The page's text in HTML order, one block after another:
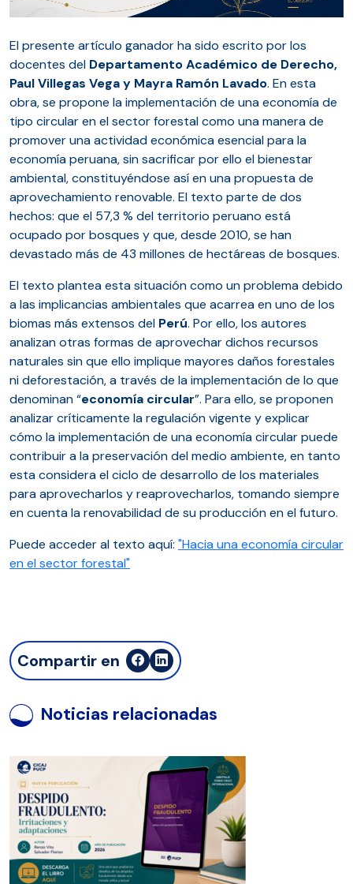
El presente artículo ganador ha sido escrito por los
docentes del Departamento Académico de Derecho,
Paul Villegas Vega y Mayra Ramón Lavado. En esta
obra, se propone la implementación de una economía de
tipo circular en el sector forestal como una manera de
promover una actividad económica esencial para la
economía peruana, sin sacrificar por ello el bienestar
ambiental, constituyéndose así en una propuesta de
aprovechamiento renovable. El texto parte de dos
hechos: que el 57,3 % del territorio peruano está
ocupado por bosques y que, desde 2010, se han
devastado más de 43 millones de hectáreas de bosques.
El texto plantea esta situación como un problema debido
a las implicancias ambientales que acarrea en uno de los
biomas más extensos del Perú. Por ello, los autores
analizan otras formas de aprovechar dichos recursos
naturales sin que ello implique mayores daños forestales
ni deforestación, a través de la implementación de lo que
denominan “economía circular”. Para ello, se proponen
analizar críticamente la regulación vigente y explicar
cómo la implementación de una economía circular puede
contribuir a la preservación del medio ambiente, en tanto
esta considera el ciclo de desarrollo de los materiales
para aprovecharlos y reaprovecharlos, tomando siempre
en cuenta la renovabilidad de su producción en el futuro.
Puede acceder al texto aquí: "Hacia una economía circular
en el sector forestal"
Compartir en
Noticias relacionadas